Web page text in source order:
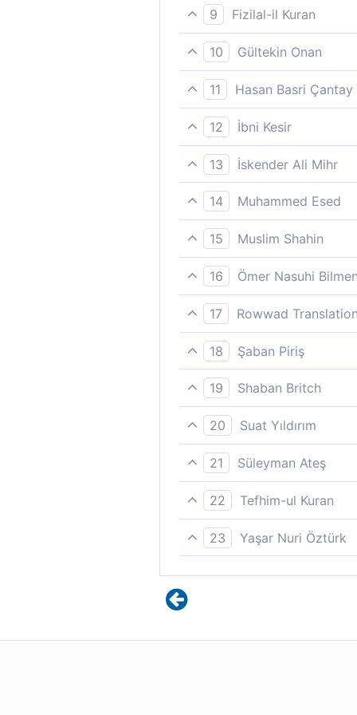
Onlara kızgın bir kaynaktan
9
Fizilal-il Kuran
Kızgın bir kaynaktan içirilirler.
10
Gültekin Onan
Kaynar bir kaynaktan
11
Hasan Basri Çantay
son derece sıcak, bir
12
İbni Kesir
Kızgın bir kaynaktan
13
İskender Ali Mihr
Kaynar su pınarından
14
Muhammed Esed
ve kaynar bir pınardan
15
Muslim Shahin
Onlara kaynar su pınarından
16
Ömer Nasuhi Bilmen
(5-7) Pek hararetli
ne de açlıktan kurtarır.
17
Rowwad
Son derece kızgın bir
18
Şaban Piriş
Kızgın bir kaynaktan içen.
19
Shaban Britch
Kızgın bir kaynaktan içen,
20
Suat Yıldırım
Susayınca kaynar su
21
Süleyman Ateş
Kendilerine kaynamış bir
22
Tefhim-ul Kuran
Kaynar bir kaynaktan
23
Yaşar Nuri Öztürk